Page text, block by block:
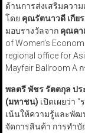
ด้านการส่งเสริมควา
โดย คุณรัตนาวดี เกีย
มอบรางวัลจาก คุณคา
of Women’s
regional office for
Mayfair Ballroom A
พลตรี พัชร รัตตกุล ป
(มหาชน) เปิดเผยว่า
เน้นให้ความรู้และพัฒ
จัดการสินค้า การทำ